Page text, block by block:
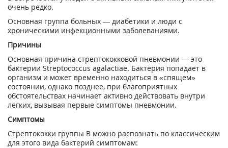
очень редко.
Основная группа больных — диабетики и люди с
хроническими инфекционными заболеваниями.
Причины
Основная причина стрептококковой пневмонии — это
бактерии Streptococcus agalactiae. Бактерия попадает в
организм и может временно находиться в «спящем»
состоянии, однако позднее, при благоприятных
обстоятельствах начинает активно действовать внутри
легких, вызывая первые симптомы пневмонии.
Симптомы
Стрептококки группы В можно распознать по классическим
для этого вида бактерий симптомам: